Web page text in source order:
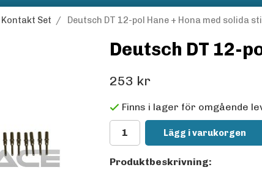
Kontakt Set / Deutsch DT 12-pol Hane + Hona med solida
Deutsch DT 12-
253 kr
Finns i lager för omgående
Lägg i varukorgen
Produktbeskrivning: